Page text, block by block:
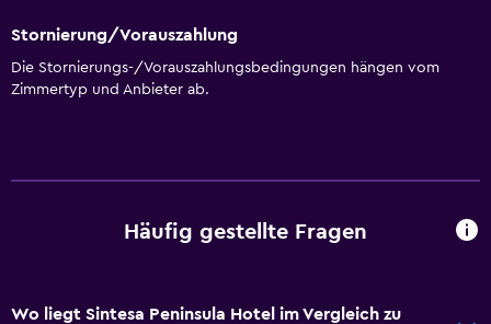
Stornierung/Vorauszahlung
Die Stornierungs-/Vorauszahlungsbedingungen hängen vom
Zimmertyp und Anbieter ab.
Häufig gestellte Fragen
Wo liegt Sintesa Peninsula Hotel im Vergleich zu